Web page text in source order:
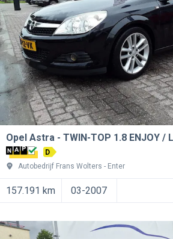
Opel Astra TWIN-TOP 1.8 ENJOY /
D
Autobedrijf Frans Wolters
Enter
157.191 km 03-2007